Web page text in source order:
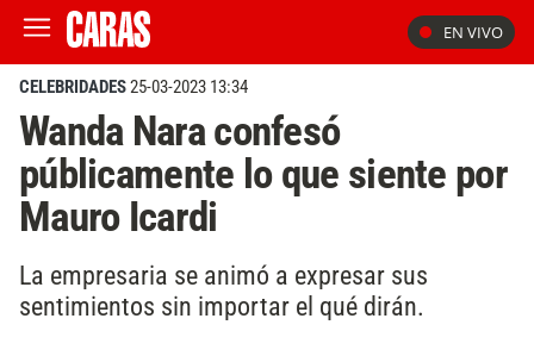
EN VIVO
CELEBRIDADES25-03-2023 13:34
Wanda Nara confesó
públicamente lo que siente por
Mauro Icardi
La empresaria se animó a expresar sus
sentimientos sin importar el qué dirán.